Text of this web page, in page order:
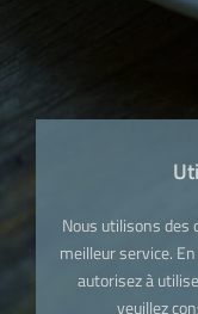
Nous utilisons des
meilleur service.
autorisez à
veuillez